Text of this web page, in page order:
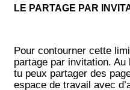
LE PARTAGE PAR
Pour contourner cette
partage par invitation. Au
tu peux partager des
espace de travail avec